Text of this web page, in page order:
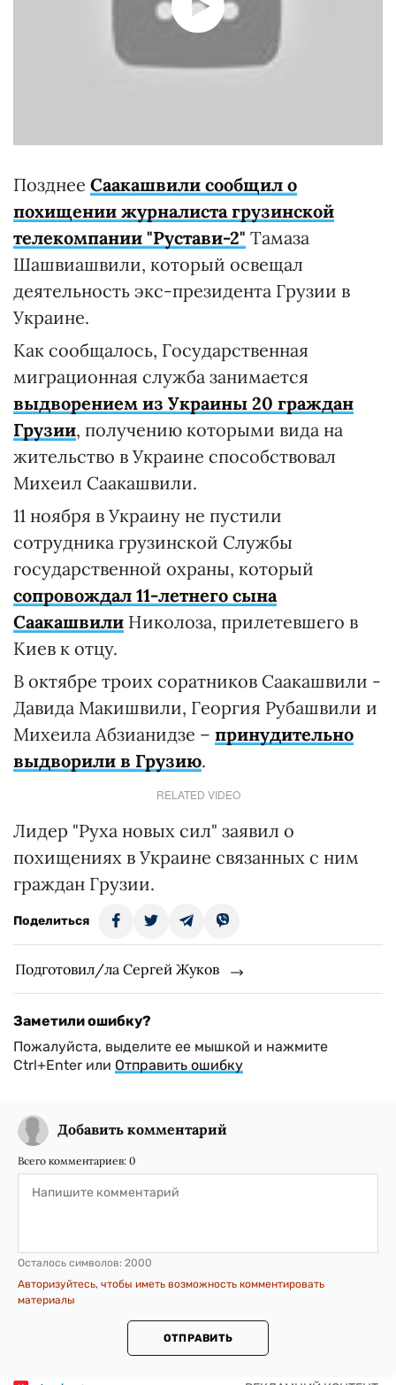
Позднее Саакашвили сообщил о
похищении журналиста грузинской
телекомпании "Рустави-2" Тамаза
Шашвиашвили, который освещал
деятельность экс-президента Грузии в
Украине.
Как сообщалось, Государственная
миграционная служба занимается
выдворением из Украины 20 граждан
Грузии, получению которыми вида на
жительство в Украине способствовал
Михеил Саакашвили.
11 ноября в Украину не пустили
сотрудника грузинской Службы
государственной охраны, который
сопровождал 11-летнего сына
Саакашвили Николоза, прилетевшего в
Киев к отцу.
В октябре троих соратников Саакашвили -
Давида Макишвили, Георгия Рубашвили и
Михеила Абзианидзе – принудительно
выдворили в Грузию.
RELATED VIDEO
Лидер "Руха новых сил" заявил о
похищениях в Украине связанных с ним
граждан Грузии.
Поделиться
Подготовил/ла Сергей Жуков
Заметили ошибку?
Пожалуйста, выделите ее мышкой и нажмите
Ctrl+Enter или Отправить ошибку
Добавить комментарий
Всего комментариев: 0
Осталось символов: 2000
Авторизуйтесь, чтобы иметь возможность комментировать
материалы
ОТПРАВИТЬ